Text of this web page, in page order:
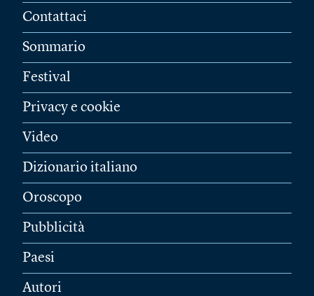
Contattaci
Sommario
Festival
Privacy e cookie
Video
Dizionario italiano
Oroscopo
Pubblicità
Paesi
Autori